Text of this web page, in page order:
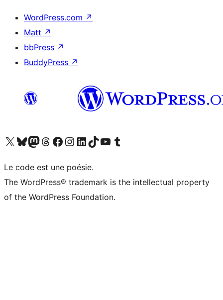
WordPress.com ↗
Matt ↗
bbPress ↗
BuddyPress ↗
Visitez notre compte X (précédemment Twitter)
Visiter notre compte Bluesky
Visiter notre compte Mastodon
Visiter notre compte Threads
Consulter notre compte Facebook
Consulter notre compte Instagram
Consulter notre compte LinkedIn
Visiter notre compte TokTok
Visiter notre chaîne YouTube
Visiter notre compte Tumblr
Le code est une poésie.
The WordPress® trademark is the intellectual property
of the WordPress Foundation.